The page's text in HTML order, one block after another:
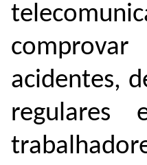
acidentes,